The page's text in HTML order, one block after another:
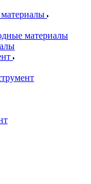
материалы